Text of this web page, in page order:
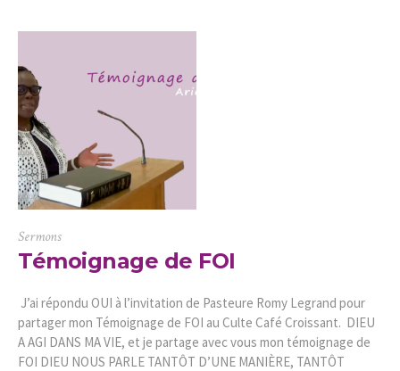
Sermons
Témoignage de FOI
J’ai répondu OUI à l’invitation de Pasteure Romy Legrand pour
partager mon Témoignage de FOI au Culte Café Croissant. DIEU
A AGI DANS MA VIE, et je partage avec vous mon témoignage de
FOI DIEU NOUS PARLE TANTÔT D’UNE MANIÈRE, TANTÔT